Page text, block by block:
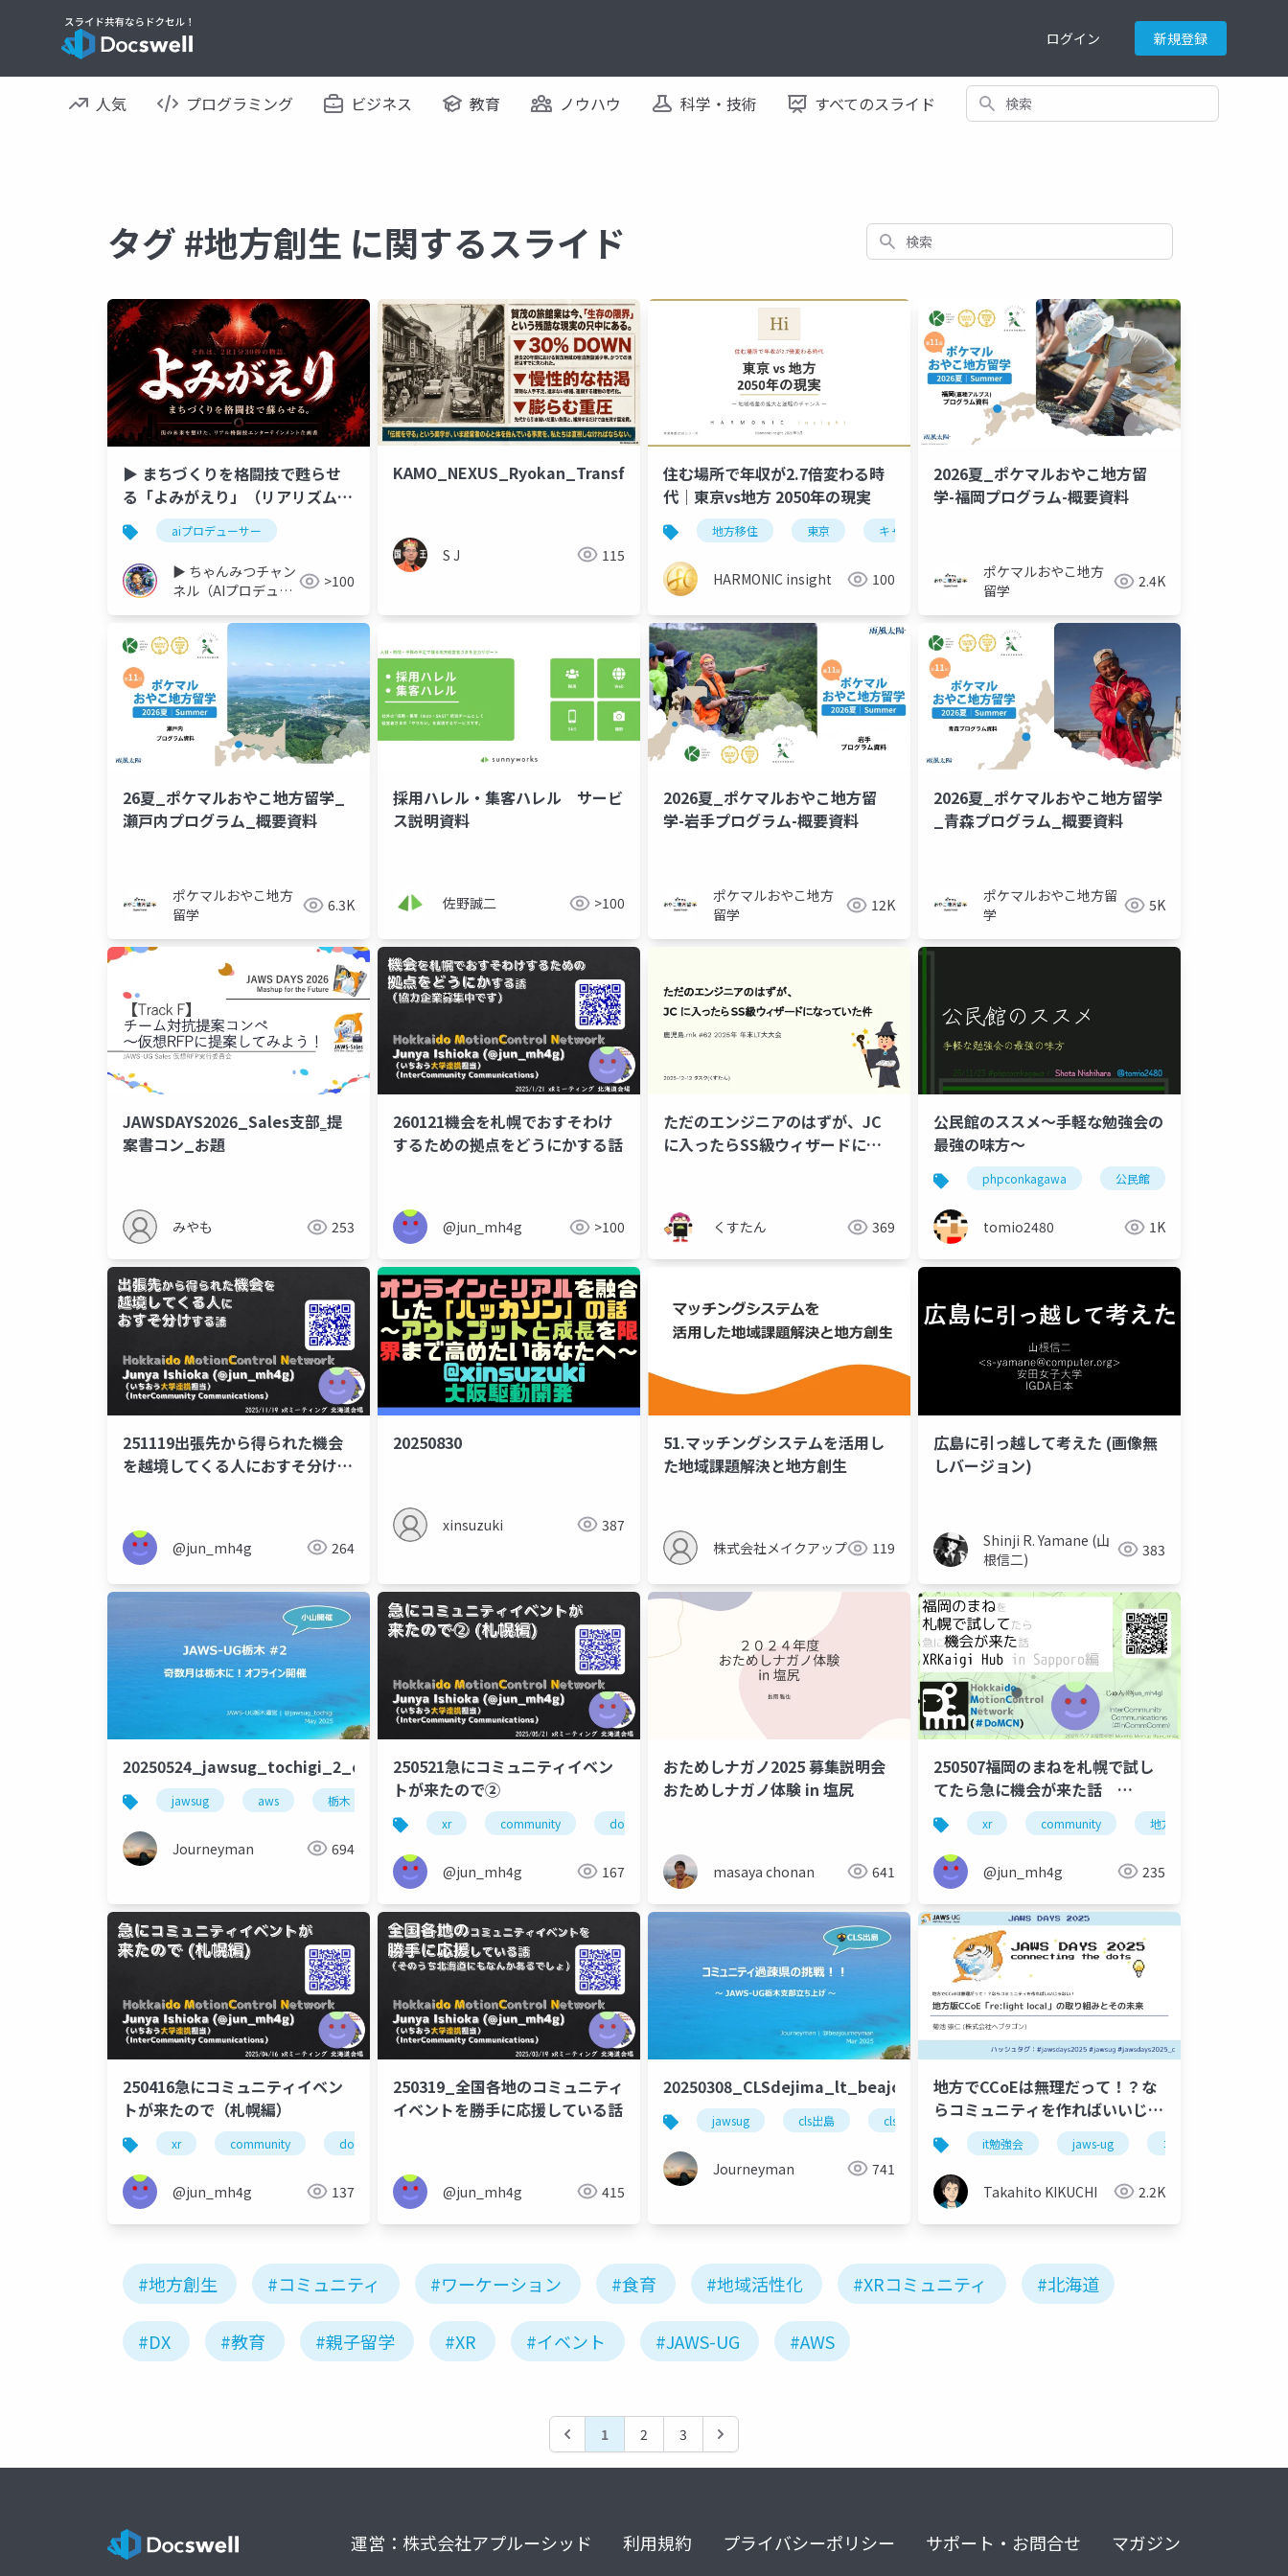
ログイン 新規登録
人気 プログラミング ビジネス 教育 ノウハウ 科学・技術 すべてのスライド 検索
タグ #地方創生 に関するスライド 検索
▶︎ まちづくりを格闘技で甦らせ
る「よみがえり」（リアリズムエ
ンタテイメント）
aiプロデューサー
▶︎ ちゃんみつチャン
ネル（AIプロデュー
>100
KAMO_NEXUS_Ryokan_Transformation
S J 115
住む場所で年収が2.7倍変わる時
代｜東京vs地方 2050年の現実
地方移住 東京 キャリア
HARMONIC insight 100
2026夏_ポケマルおやこ地方留
学-福岡プログラム-概要資料
ポケマルおやこ地方
留学
2.4K
26夏_ポケマルおやこ地方留学_
瀬戸内プログラム_概要資料
ポケマルおやこ地方
留学
6.3K
採用ハレル・集客ハレル サービ
ス説明資料
佐野誠二 >100
2026夏_ポケマルおやこ地方留
学-岩手プログラム-概要資料
ポケマルおやこ地方
留学
12K
2026夏_ポケマルおやこ地方留学
_青森プログラム_概要資料
ポケマルおやこ地方留
学
5K
JAWSDAYS2026_Sales支部‗提
案書コン_お題
みやも 253
260121機会を札幌でおすそわけ
するための拠点をどうにかする話
@jun_mh4g >100
ただのエンジニアのはずが、JC
に入ったらSS級ウィザードにな
くすたん 369
公民館のススメ～手軽な勉強会の
最強の味方～
phpconkagawa 公民館
tomio2480 1K
251119出張先から得られた機会
を越境してくる人におすそ分けす
@jun_mh4g 264
20250830
xinsuzuki 387
51.マッチングシステムを活用し
た地域課題解決と地方創生
株式会社メイクアップ 119
広島に引っ越して考えた (画像無
しバージョン)
Shinji R. Yamane (山
根信二)
383
20250524_jawsug_tochigi_2_openning_beajouneyman
jawsug aws 栃木
Journeyman 694
250521急にコミュニティイベン
トが来たので②
xr community domcn
@jun_mh4g 167
おためしナガノ2025 募集説明会
おためしナガノ体験 in 塩尻
masaya chonan 641
250507福岡のまねを札幌で試し
てたら急に機会が来た話
XRKaigi Hub in Sapporo編
xr community 地方xr
@jun_mh4g 235
250416急にコミュニティイベン
トが来たので（札幌編）
xr community domcn
@jun_mh4g 137
250319_全国各地のコミュニティ
イベントを勝手に応援している話
@jun_mh4g 415
20250308_CLSdejima_lt_beajouneyman
jawsug cls出島 cls コミュニティ
Journeyman 741
地方でCCoEは無理だって！？な
らコミュニティを作ればいいじゃ
ない！ 地方版CCoE「re:light
local」の取り組みとその未来
@JAWS DAYS 2025(2025.3.1)
it勉強会 jaws-ug コミュニティ
Takahito KIKUCHI 2.2K
#地方創生 #コミュニティ #ワーケーション #食育 #地域活性化 #XRコミュニティ #北海道
#DX #教育 #親子留学 #XR #イベント #JAWS-UG #AWS
1 2 3
運営：株式会社アプルーシッド 利用規約 プライバシーポリシー サポート・お問合せ マガジン